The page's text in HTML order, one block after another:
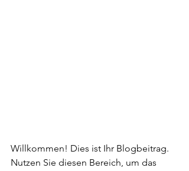
Willkommen! Dies ist Ihr Blogbeitrag.
Nutzen Sie diesen Bereich, um das